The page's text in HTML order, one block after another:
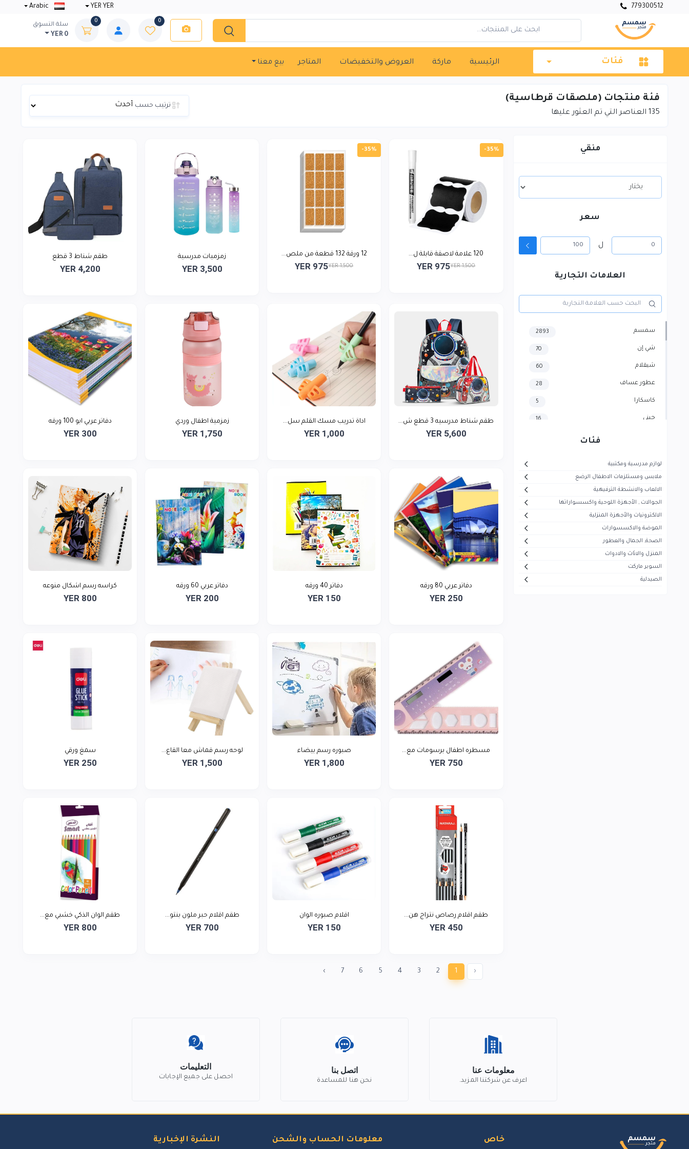
779300512
YER YER
0
0
سلة التسوق
YER 0
فئات الرئيسية ماركة العروض والتخفيضات المتاجر بيع معنا
فئة منتجات (ملصقات قرطاسية)
135 العناصر التي تم العثور عليها
ترتيب حسب
منقي
سعر
ل
العلامات التجارية
سمسم 2893
شي إن 70
شيقلام 60
عطور عساف 28
كاسكارا 5
جيني 16
هاير
ميديا
ماجستي
تيفال
سوني
فئات
لوازم مدرسية ومكتبية
ملابس ومستلزمات الاطفال الرضع
الالعاب والانشطة الترفيهية
الجوالات , الأجهزة اللوحية واكسسواراتها
الالكترونيات والأجهزة المنزلية
الموضة والاكسسوارات
الصحة, الجمال والعطور
المنزل والاثاث والادوات
السوبر ماركت
الصيدلية
-35%
120 علامة لاصقة قابلة ل...
YER 1,500
YER 975
-35%
12 ورقة 132 قطعة من ملص...
YER 1,500
YER 975
زمزميات مدرسية
YER 3,500
طقم شناط 3 قطع
YER 4,200
طقم شناط مدرسيه 3 قطع ش...
YER 5,600
اداة تدريب مسك القلم سل...
YER 1,000
زمزمية اطفال وردي
YER 1,750
دفاتر عربي ابو 100 ورقه
YER 300
دفاتر عربي 80 ورقه
YER 250
دفاتر 40 ورقه
YER 150
دفاتر عربي 60 ورقه
YER 200
كراسه رسم اشكال منوعه
YER 800
مسطره اطفال برسومات مع...
YER 750
صبوره رسم بيضاء
YER 1,800
لوحه رسم قماش معا القاع...
YER 1,500
سمغ ورقي
YER 250
طقم اقلام رصاص نتراج هن...
YER 450
اقلام صبوره الوان
YER 150
طقم اقلام حبر ملون بنتو...
YER 700
طقم الوان الذكي خشبي مع...
YER 800
‹
1
2
3
4
5
6
7
›
معلومات عنا
اعرف عن شركتنا المزيد.
اتصل بنا
نحن هنا للمساعدة
التعليمات
احصل على جميع الإجابات
خاص معلومات الحساب والشحن النشرة الإخبارية